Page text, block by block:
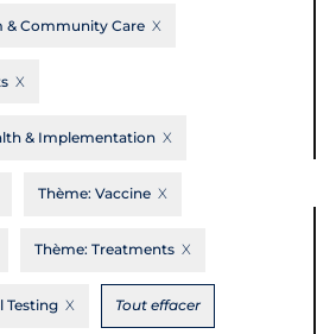
& Media
of PPE
& Community Care
& Implementation
Thème: Vaccine
Thème: Treatments
Testing Tout effacer